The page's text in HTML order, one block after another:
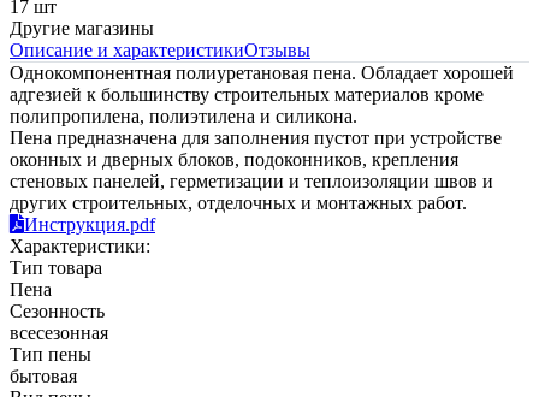
17 шт
Другие магазины
Описание и характеристикиОтзывы
Однокомпонентная полиуретановая пена. Обладает хорошей
адгезией к большинству строительных материалов кроме
полипропилена, полиэтилена и силикона.
Пена предназначена для заполнения пустот при устройстве
оконных и дверных блоков, подоконников, крепления
стеновых панелей, герметизации и теплоизоляции швов и
других строительных, отделочных и монтажных работ.
Инструкция.pdf
Характеристики:
Тип товара
Пена
Сезонность
всесезонная
Тип пены
бытовая